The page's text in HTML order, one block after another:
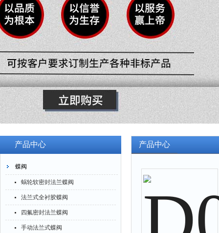
产品中心
蝶阀
蜗轮软密封法兰蝶阀
法兰式全衬胶蝶阀
四氟密封法兰蝶阀
手动法兰式蝶阀
产品中心